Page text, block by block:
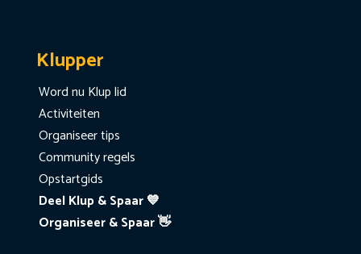
Klupper
Word nu Klup lid
Activiteiten
Organiseer tips
Community regels
Opstartgids
Deel Klup & Spaar 💙
Organiseer & Spaar 👋